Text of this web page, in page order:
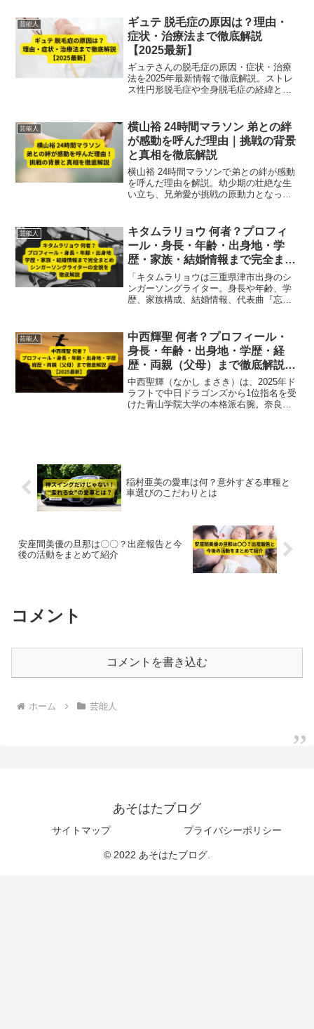
芸能人
ギュテ 脱毛症の原因は？理由・
症状・治療法まで徹底解説
【2025最新】
ギュテさんの脱毛症の原因・症状・治療
法を2025年最新情報で徹底解説。ストレ
ス性円形脱毛症や全身脱毛症の経緯と前
芸能人
横山裕 24時間マラソン 弟との絆
が感動を呼んだ理由｜挑戦の背景
と真相を徹底解説
横山裕 24時間マラソンで弟との絆が感動
を呼んだ理由を解説。幼少期の壮絶な生
い立ち、兄弟愛が挑戦の原動力となった
め。
芸能人
キタムラリョウ 何者？プロフィ
ール・身長・年齢・出身地・学
歴・家族・結婚情報まで完全まと
め｜シンガーソングライターの全
貌を徹底解説
「キタムラリョウは三重県津市出身のシ
ンガーソングライター。身長や年齢、学
歴、家族構成、結婚情報、代表曲『忘れ
方不明報告や今後の音楽活動情報も網
羅。」
芸能人
中西輝聖 何者？プロフィール・
身長・年齢・出身地・学歴・経
歴・両親（父母）まで徹底解説
【2025最新】
中西聖輝（なかし まさき）は、2025年ド
ラフトで中日ドラゴンズから1位指名を受
けた青山学院大学の本格派右腕。奈良県
稲村亜美の愛車は何？意外すぎる車種と
車選びのこだわりとは
安座間美優の旦那は〇〇？出産報告と今
後の活動をまとめて紹介
コメント
コメントを書き込む
ホーム 芸能人
あそはたブログ
サイトマップ プライバシーポリシー
© 2022 あそはたブログ.